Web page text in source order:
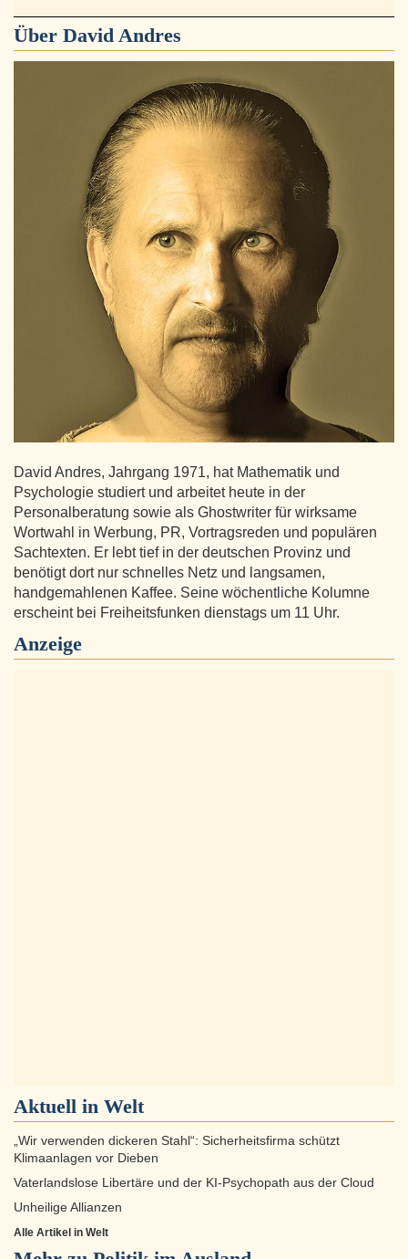
Über David Andres
David Andres, Jahrgang 1971, hat Mathematik und
Psychologie studiert und arbeitet heute in der
Personalberatung sowie als Ghostwriter für wirksame
Wortwahl in Werbung, PR, Vortragsreden und populären
Sachtexten. Er lebt tief in der deutschen Provinz und
benötigt dort nur schnelles Netz und langsamen,
handgemahlenen Kaffee. Seine wöchentliche Kolumne
erscheint bei Freiheitsfunken dienstags um 11 Uhr.
Anzeige
Aktuell in Welt
„Wir verwenden dickeren Stahl“: Sicherheitsfirma schützt
Klimaanlagen vor Dieben
Vaterlandslose Libertäre und der KI-Psychopath aus der Cloud
Unheilige Allianzen
Alle Artikel in Welt